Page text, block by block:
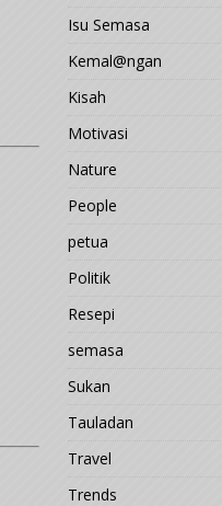
Isu Semasa
Kemal@ngan
Kisah
Motivasi
Nature
People
petua
Politik
Resepi
semasa
Sukan
Tauladan
Travel
Trends